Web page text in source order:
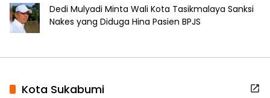
Dedi Mulyadi Minta Wali Kota Tasikmalaya Sanksi
Nakes yang Diduga Hina Pasien BPJS
Kota Sukabumi